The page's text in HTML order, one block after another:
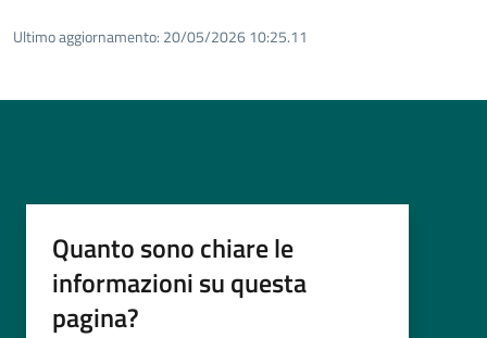
Ultimo aggiornamento: 20/05/2026 10:25.11
Quanto sono chiare le
informazioni su questa
pagina?